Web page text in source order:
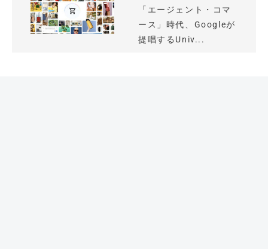
「エージェント・コマ
ース」時代、Googleが
提唱するUniv...